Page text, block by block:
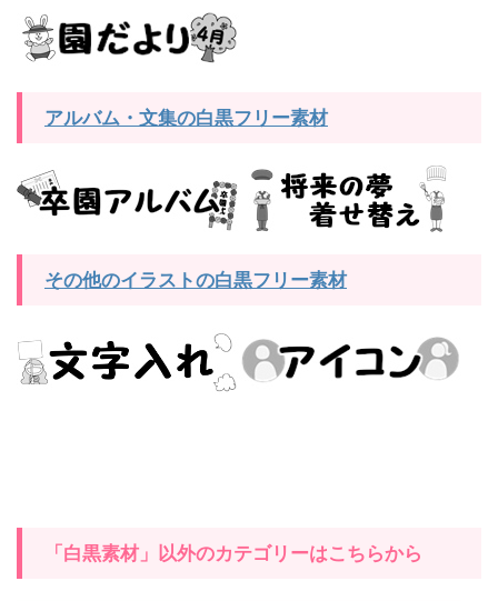
アルバム・文集の白黒フリー素材
その他のイラストの白黒フリー素材
「白黒素材」以外のカテゴリーはこちらから